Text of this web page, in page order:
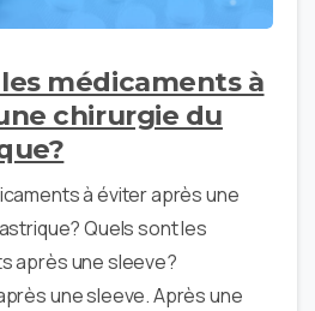
médicaments à
chirurgie du
à éviter après une
Quels sont les
après une sleeve?
une sleeve. Après une